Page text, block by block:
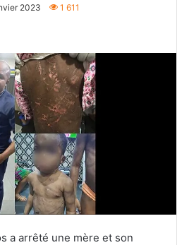
2023 1 611
a arrêté une mère et son